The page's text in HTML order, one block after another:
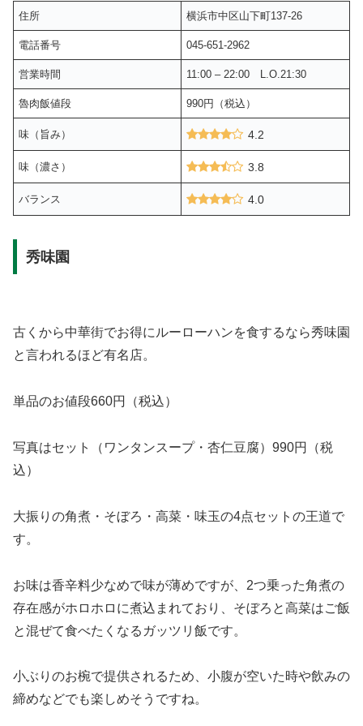
住所 横浜市中区山下町137-26
電話番号 045-651-2962
営業時間 11:00 – 22:00 L.O.21:30
魯肉飯値段 990円（税込）
味（旨み） 4.2
味（濃さ） 3.8
バランス 4.0
秀味園
古くから中華街でお得にルーローハンを食するなら秀味園
と言われるほど有名店。
単品のお値段660円（税込）
写真はセット（ワンタンスープ・杏仁豆腐）990円（税
込）
大振りの角煮・そぼろ・高菜・味玉の4点セットの王道で
す。
お味は香辛料少なめで味が薄めですが、2つ乗った角煮の
存在感がホロホロに煮込まれており、そぼろと高菜はご飯
と混ぜて食べたくなるガッツリ飯です。
小ぶりのお椀で提供されるため、小腹が空いた時や飲みの
締めなどでも楽しめそうですね。